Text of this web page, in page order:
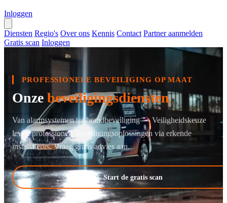
Inloggen
Diensten Regio's Over ons Kennis Contact Partner aanmelden
Gratis scan Inloggen
PROFESSIONELE BEVEILIGING OP MAAT
Onze beveiligingsdiensten
Van alarmsystemen tot brandbeveiliging — Veiligheidskeuze
levert professionele beveiligingsoplossingen via erkende
installateurs. Vraag gratis advies aan.
Start de gratis scan